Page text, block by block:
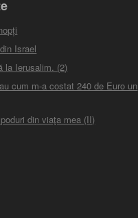
Israel
la Ierusalim. (2)
cum m-a costat 240 de Euro un
din viaţa mea (II)